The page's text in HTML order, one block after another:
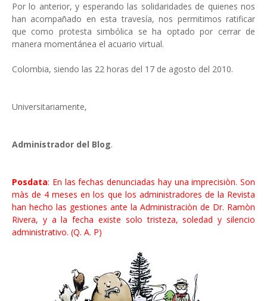
Por lo anterior, y esperando las solidaridades de quienes nos
han acompañado en esta travesía, nos permitimos ratificar
que como protesta simbólica se ha optado por cerrar de
manera momentánea el acuario virtual.
Colombia, siendo las 22 horas del 17 de agosto del 2010.
Universitariamente,
Administrador del Blog.
Posdata: En las fechas denunciadas hay una imprecisiòn. Son
màs de 4 meses en los que los administradores de la Revista
han hecho las gestiones ante la Administraciòn de Dr. Ramòn
Rivera, y a la fecha existe solo tristeza, soledad y silencio
administrativo. (Q. A. P)